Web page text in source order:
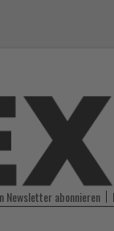
Newsletter abonnieren